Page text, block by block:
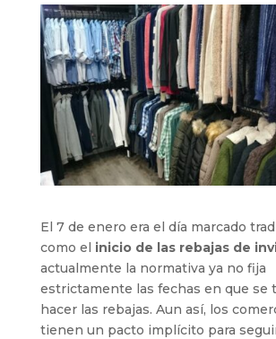
El 7 de enero era el día marcado
como el inicio de las rebajas de
actualmente la normativa ya no fija
estrictamente las fechas en que se
hacer las rebajas. Aun así, los
tienen un pacto implícito para